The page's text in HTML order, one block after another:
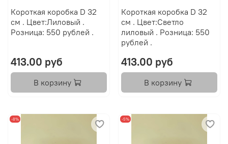
Короткая коробка D 32
см . Цвет:Лиловый .
Розница: 550 рублей .
413.00 руб
В корзину
Короткая коробка D 32
см . Цвет:Светло
лиловый . Розница: 550
рублей .
413.00 руб
В корзину
-8% -5%